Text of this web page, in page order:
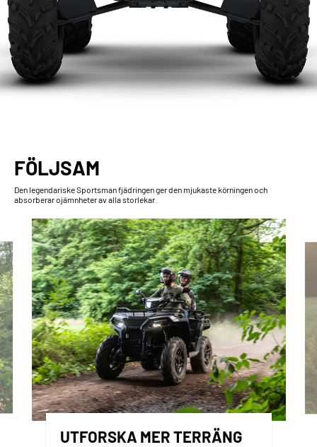
FÖLJSAM
Den legendariske Sportsman fjädringen ger den mjukaste körningen och
absorberar ojämnheter av alla storlekar.
UTFORSKA MER TERRÄNG